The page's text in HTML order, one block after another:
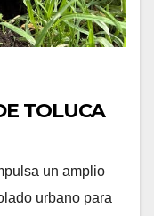
TOLUCA
un amplio
urbano para